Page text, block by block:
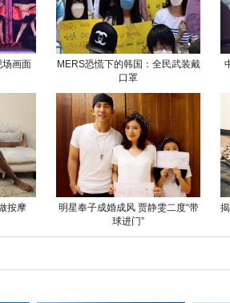
场画面
MERS恐慌下的韩国：全民武装戴
口罩
按摩
明星奉子成婚成风 贾静雯二度“带
球进门”